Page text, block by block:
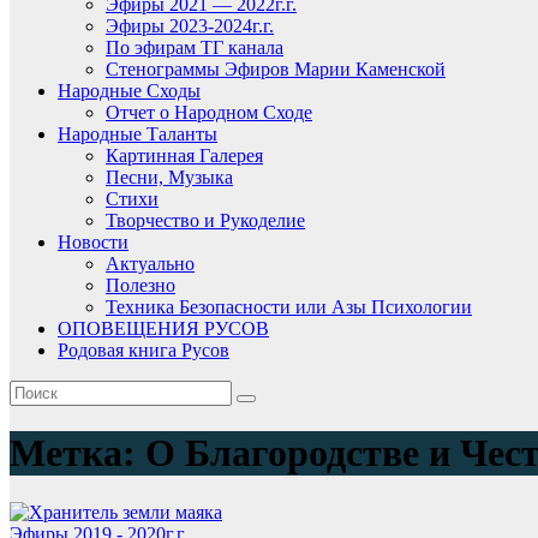
Эфиры 2021 — 2022г.г.
Эфиры 2023-2024г.г.
По эфирам ТГ канала
Стенограммы Эфиров Марии Каменской
Народные Сходы
Отчет о Народном Сходе
Народные Таланты
Картинная Галерея
Песни, Музыка
Стихи
Творчество и Рукоделие
Новости
Актуально
Полезно
Техника Безопасности или Азы Психологии
ОПОВЕЩЕНИЯ РУСОВ
Родовая книга Русов
Метка: О Благородстве и
Эфиры 2019 - 2020г.г.